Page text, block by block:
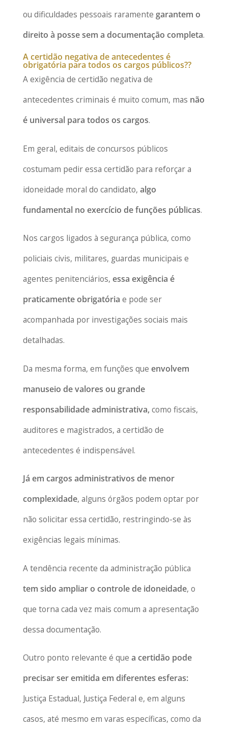
ou dificuldades pessoais raramente garantem o
direito à posse sem a documentação completa.
A certidão negativa de antecedentes é
obrigatória para todos os cargos públicos??
A exigência de certidão negativa de
antecedentes criminais é muito comum, mas não
é universal para todos os cargos.
Em geral, editais de concursos públicos
costumam pedir essa certidão para reforçar a
idoneidade moral do candidato, algo
fundamental no exercício de funções públicas.
Nos cargos ligados à segurança pública, como
policiais civis, militares, guardas municipais e
agentes penitenciários, essa exigência é
praticamente obrigatória e pode ser
acompanhada por investigações sociais mais
detalhadas.
Da mesma forma, em funções que envolvem
manuseio de valores ou grande
responsabilidade administrativa,como fiscais,
auditores e magistrados, a certidão de
antecedentes é indispensável.
Já em cargos administrativos de menor
complexidade, alguns órgãos podem optar por
não solicitar essa certidão, restringindo-se às
exigências legais mínimas.
A tendência recente da administração pública
tem sido ampliar o controle de idoneidade, o
que torna cada vez mais comum a apresentação
dessa documentação.
Outro ponto relevante é que a certidão pode
precisar ser emitida em diferentes esferas:
Justiça Estadual, Justiça Federal e, em alguns
casos, até mesmo em varas específicas, como da